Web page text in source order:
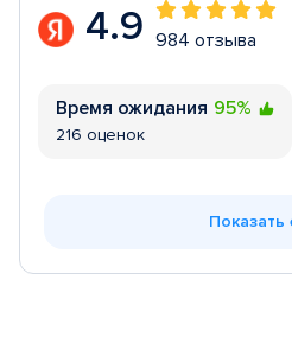
4.9 984 отзыва
Время ожидания 95%
216 оценок